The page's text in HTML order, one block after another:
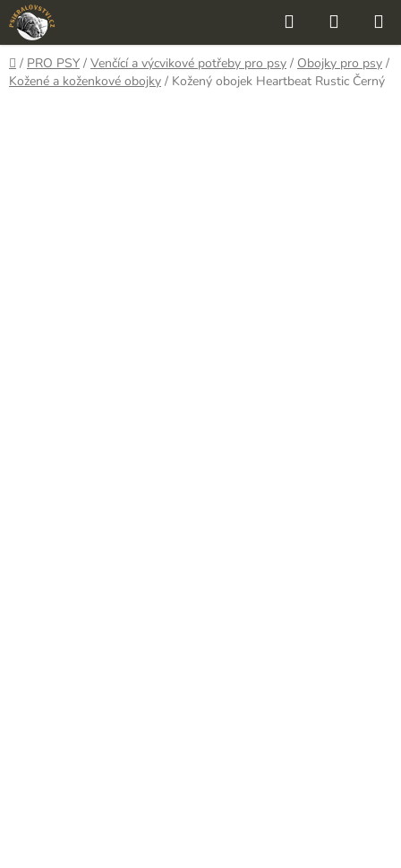
Přejít
na
obsah
Hledat
KOŠÍK
Domů
/ PRO PSY / Venčící a výcvikové potřeby pro psy / Obojky pro psy /
Kožené a koženkové obojky / Kožený obojek Heartbeat Rustic Černý